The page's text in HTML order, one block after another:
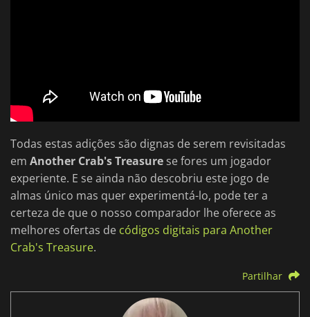
Todas estas adições são dignas de serem revisitadas
em Another Crab's Treasure se fores um jogador
experiente. E se ainda não descobriu este jogo de
almas único mas quer experimentá-lo, pode ter a
certeza de que o nosso comparador lhe oferece as
melhores ofertas de códigos digitais para Another
Crab's Treasure.
Partilhar